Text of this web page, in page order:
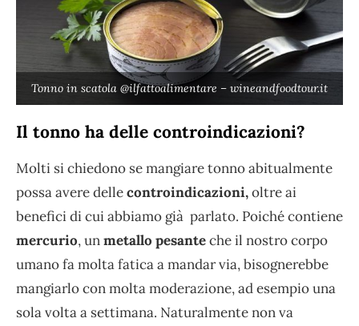
Tonno in scatola @ilfattoalimentare – wineandfoodtour.it
Il tonno ha delle controindicazioni?
Molti si chiedono se mangiare tonno abitualmente
possa avere dellecontroindicazioni,oltre ai
benefici di cui abbiamo già parlato. Poiché contiene
mercurio, unmetallo pesanteche il nostro corpo
umano fa molta fatica a mandar via, bisognerebbe
mangiarlo con molta moderazione, ad esempio una
sola volta a settimana. Naturalmente non va